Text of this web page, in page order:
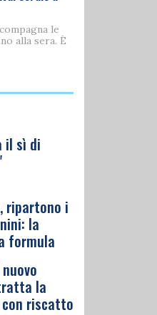
le
alla sera. È
il sì di
ripartono i
la
formula
la
riscatto